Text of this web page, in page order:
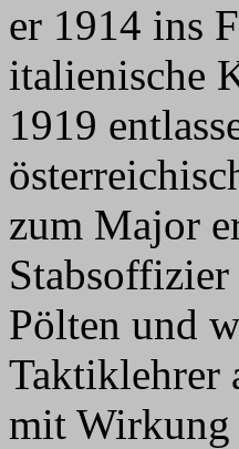
er 1914 ins
italienische
1919
zum Major
Pölten und
Taktiklehrer
mit Wirkung